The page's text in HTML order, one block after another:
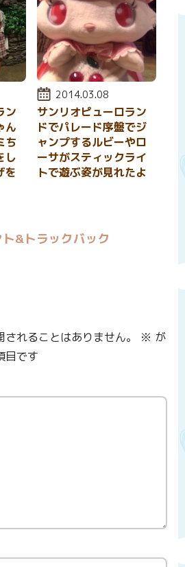
ン
ん
ち
し
を
投稿日:
2014.03.08
サンリオピューロラン
ドでパレード序盤でジ
ャンプするルビーやロ
ーサがスティックライ
トで遊ぶ姿が見れたよ
&トラックバック
れることはありません。 ※ が
目です